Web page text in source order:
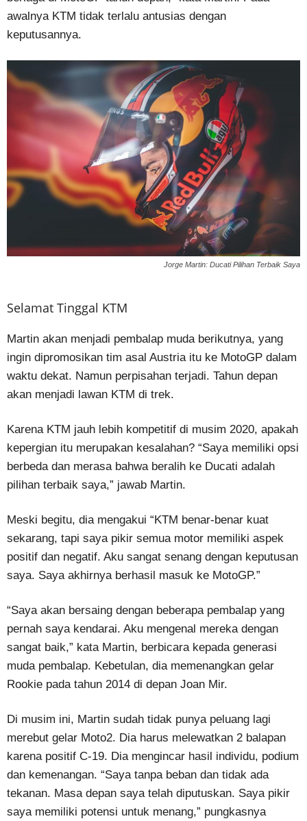
awalnya KTM tidak terlalu antusias dengan
keputusannya.
Jorge Martin: Ducati Pilihan Terbaik Saya
Selamat Tinggal KTM
Martin akan menjadi pembalap muda berikutnya, yang
ingin dipromosikan tim asal Austria itu ke MotoGP dalam
waktu dekat. Namun perpisahan terjadi. Tahun depan
akan menjadi lawan KTM di trek.
Karena KTM jauh lebih kompetitif di musim 2020, apakah
kepergian itu merupakan kesalahan? “Saya memiliki opsi
berbeda dan merasa bahwa beralih ke Ducati adalah
pilihan terbaik saya,” jawab Martin.
Meski begitu, dia mengakui “KTM benar-benar kuat
sekarang, tapi saya pikir semua motor memiliki aspek
positif dan negatif. Aku sangat senang dengan keputusan
saya. Saya akhirnya berhasil masuk ke MotoGP.”
“Saya akan bersaing dengan beberapa pembalap yang
pernah saya kendarai. Aku mengenal mereka dengan
sangat baik,” kata Martin, berbicara kepada generasi
muda pembalap. Kebetulan, dia memenangkan gelar
Rookie pada tahun 2014 di depan Joan Mir.
Di musim ini, Martin sudah tidak punya peluang lagi
merebut gelar Moto2. Dia harus melewatkan 2 balapan
karena positif C-19. Dia mengincar hasil individu, podium
dan kemenangan. “Saya tanpa beban dan tidak ada
tekanan. Masa depan saya telah diputuskan. Saya pikir
saya memiliki potensi untuk menang,” pungkasnya